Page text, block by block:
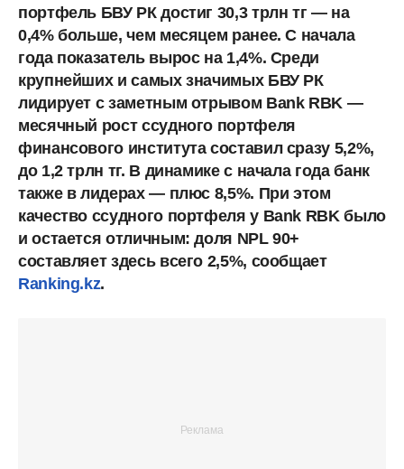
портфель БВУ РК достиг 30,3 трлн тг — на
0,4% больше, чем месяцем ранее. С начала
года показатель вырос на 1,4%. Среди
крупнейших и самых значимых БВУ РК
лидирует с заметным отрывом Bank RBK —
месячный рост ссудного портфеля
финансового института составил сразу 5,2%,
до 1,2 трлн тг. В динамике с начала года банк
также в лидерах — плюс 8,5%. При этом
качество ссудного портфеля у Bank RBK было
и остается отличным: доля NPL 90+
составляет здесь всего 2,5%, сообщает
Ranking.kz.